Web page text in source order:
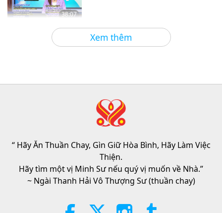
Xem thêm
38:07
2026-08-05
22:27
Không Chỉ Canxi: Những Thói
Khỏe Xương
Sống Vui Sống Khỏe 2026-08-05 212Lượt Xem
Rực Sáng Trên Bầu Trời Của
“ Hãy Ăn Thuần Chay, Gìn Giữ Hòa Bình, Hãy Làm Việc
Thiện.
Hãy tìm một vị Minh Sư nếu quý vị muốn về Nhà.”
~ Ngài Thanh Hải Vô Thượng Sư (thuần chay)